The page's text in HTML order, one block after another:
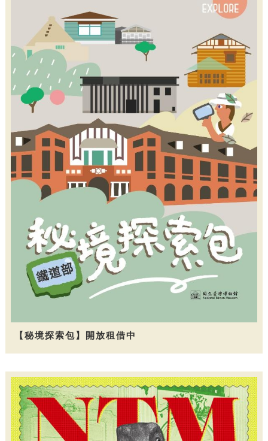
【秘境探索包】開放租借中